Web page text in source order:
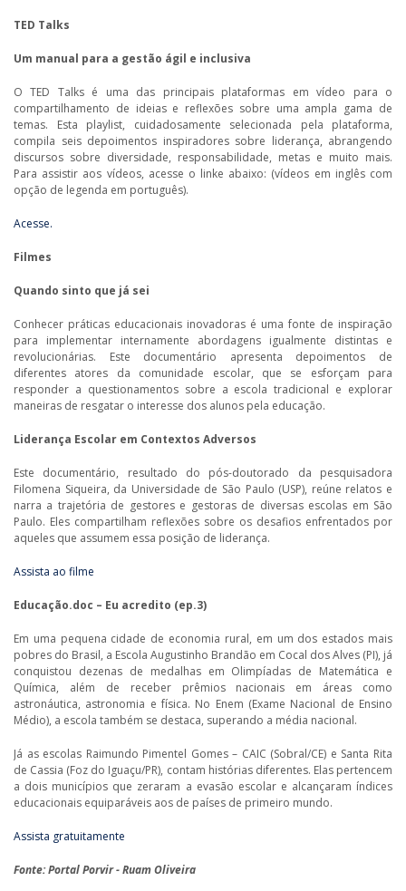
TED Talks
Um manual para a gestão ágil e inclusiva
O TED Talks é uma das principais plataformas em vídeo para o
compartilhamento de ideias e reflexões sobre uma ampla gama de
temas. Esta playlist, cuidadosamente selecionada pela plataforma,
compila seis depoimentos inspiradores sobre liderança, abrangendo
discursos sobre diversidade, responsabilidade, metas e muito mais.
Para assistir aos vídeos, acesse o linke abaixo: (vídeos em inglês com
opção de legenda em português).
Acesse.
Filmes
Quando sinto que já sei
Conhecer práticas educacionais inovadoras é uma fonte de inspiração
para implementar internamente abordagens igualmente distintas e
revolucionárias. Este documentário apresenta depoimentos de
diferentes atores da comunidade escolar, que se esforçam para
responder a questionamentos sobre a escola tradicional e explorar
maneiras de resgatar o interesse dos alunos pela educação.
Liderança Escolar em Contextos Adversos
Este documentário, resultado do pós-doutorado da pesquisadora
Filomena Siqueira, da Universidade de São Paulo (USP), reúne relatos e
narra a trajetória de gestores e gestoras de diversas escolas em São
Paulo. Eles compartilham reflexões sobre os desafios enfrentados por
aqueles que assumem essa posição de liderança.
Assista ao filme
Educação.doc – Eu acredito (ep.3)
Em uma pequena cidade de economia rural, em um dos estados mais
pobres do Brasil, a Escola Augustinho Brandão em Cocal dos Alves (PI), já
conquistou dezenas de medalhas em Olimpíadas de Matemática e
Química, além de receber prêmios nacionais em áreas como
astronáutica, astronomia e física. No Enem (Exame Nacional de Ensino
Médio), a escola também se destaca, superando a média nacional.
Já as escolas Raimundo Pimentel Gomes – CAIC (Sobral/CE) e Santa Rita
de Cassia (Foz do Iguaçu/PR), contam histórias diferentes. Elas pertencem
a dois municípios que zeraram a evasão escolar e alcançaram índices
educacionais equiparáveis aos de países de primeiro mundo.
Assista gratuitamente
Fonte: Portal Porvir - Ruam Oliveira